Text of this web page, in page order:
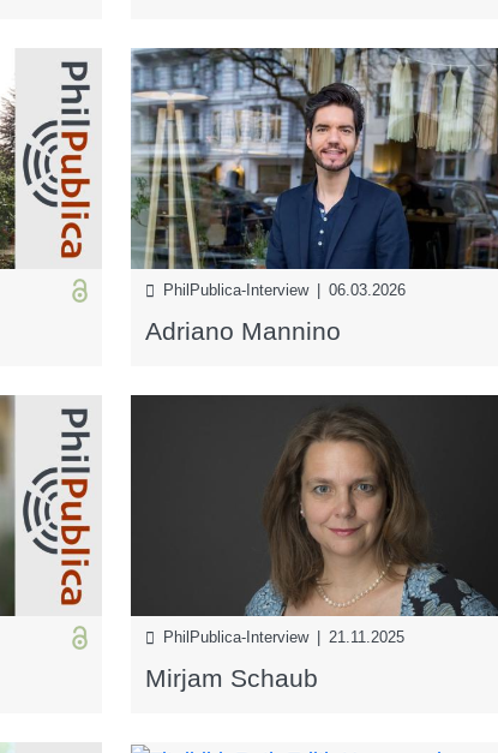
PhilPublica-Interview | 06.03.2026
Adriano Mannino
PhilPublica-Interview | 21.11.2025
Mirjam Schaub